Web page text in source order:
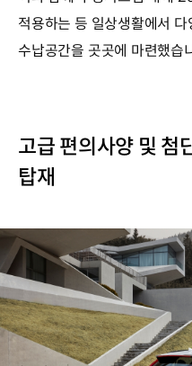
적용하는 등 일상생활에서
수납공간을 곳곳에 마련했습
고급 편의사양 및 첨
탑재